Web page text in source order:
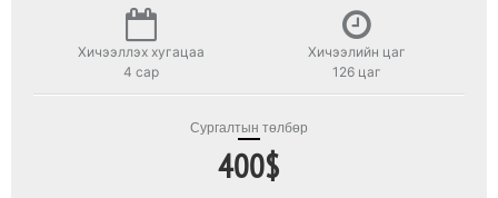
Хичээллэх хугацаа
4 сар
Хичээлийн цаг
126 цаг
Сургалтын төлбөр
400$